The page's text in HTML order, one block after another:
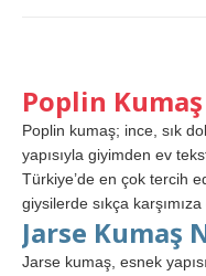
Poplin
Poplin kumaş; ince, sık
yapısıyla giyimden ev
Türkiye’de en çok tercih
giysilerde sıkça karşımıza
Jarse Kumaş
Jarse kumaş, esnek